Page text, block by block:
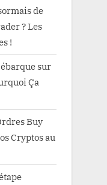
de
? Les
!
sur
Ça
Buy
Cryptos au